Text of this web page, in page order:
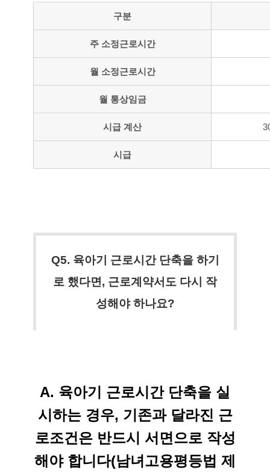
구분
주 소정근로시간
월 소정근로시간
월 통상임금
시급 계산
시급
Q5. 육아기 근로시간 단축을 하기
로 했다면, 근로계약서도 다시 작
성해야 하나요?
A. 육아기 근로시간 단축을 실
시하는 경우, 기존과 달라진 근
로조건은 반드시 서면으로 작성
해야 합니다(남녀고용평등법 제